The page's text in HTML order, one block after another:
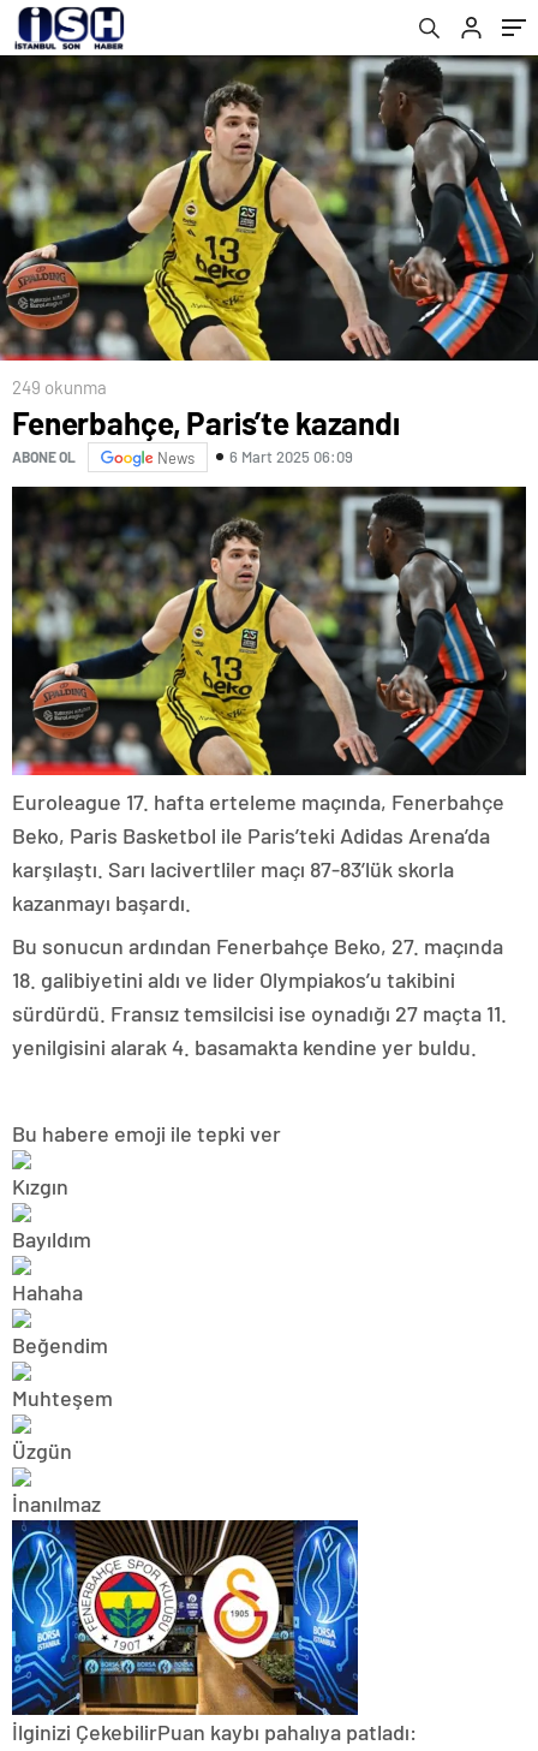
249 okunma
Fenerbahçe, Paris’te kazandı
ABONE OL News 6 Mart 2025 06:09
Euroleague 17. hafta erteleme maçında, Fenerbahçe
Beko, Paris Basketbol ile Paris’teki Adidas Arena’da
karşılaştı. Sarı lacivertliler maçı 87-83’lük skorla
kazanmayı başardı.
Bu sonucun ardından Fenerbahçe Beko, 27. maçında
18. galibiyetini aldı ve lider Olympiakos’u takibini
sürdürdü. Fransız temsilcisi ise oynadığı 27 maçta 11.
yenilgisini alarak 4. basamakta kendine yer buldu.
Bu habere emoji ile tepki ver
İlginizi ÇekebilirPuan kaybı pahalıya patladı: